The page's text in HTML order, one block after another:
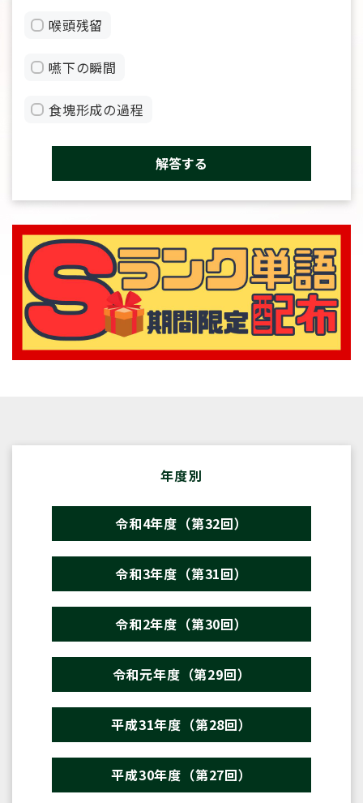
喉頭残留
嚥下の瞬間
食塊形成の過程
解答する
年度別
令和4年度（第32回）
令和3年度（第31回）
令和2年度（第30回）
令和元年度（第29回）
平成31年度（第28回）
平成30年度（第27回）